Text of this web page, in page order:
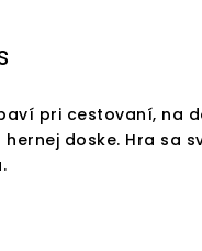
pri cestovaní, na
doske. Hra sa